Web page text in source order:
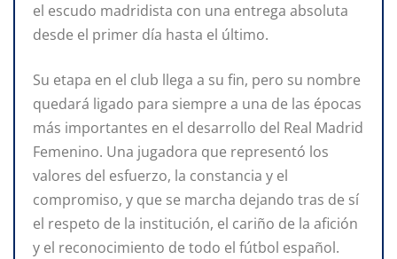
el escudo madridista con una entrega absoluta
desde el primer día hasta el último.
Su etapa en el club llega a su fin, pero su nombre
quedará ligado para siempre a una de las épocas
más importantes en el desarrollo del Real Madrid
Femenino. Una jugadora que representó los
valores del esfuerzo, la constancia y el
compromiso, y que se marcha dejando tras de sí
el respeto de la institución, el cariño de la afición
y el reconocimiento de todo el fútbol español.